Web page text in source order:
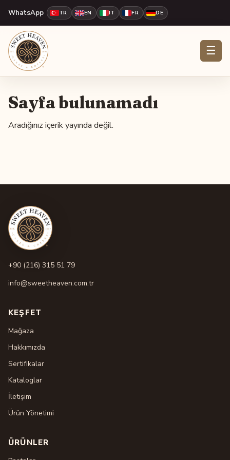
WhatsApp TR EN IT FR DE
☰
Sayfa bulunamadı
Aradığınız içerik yayında değil.
+90 (216) 315 51 79
info@sweetheaven.com.tr
KEŞFET
Mağaza
Hakkımızda
Sertifikalar
Kataloglar
İletişim
Ürün Yönetimi
ÜRÜNLER